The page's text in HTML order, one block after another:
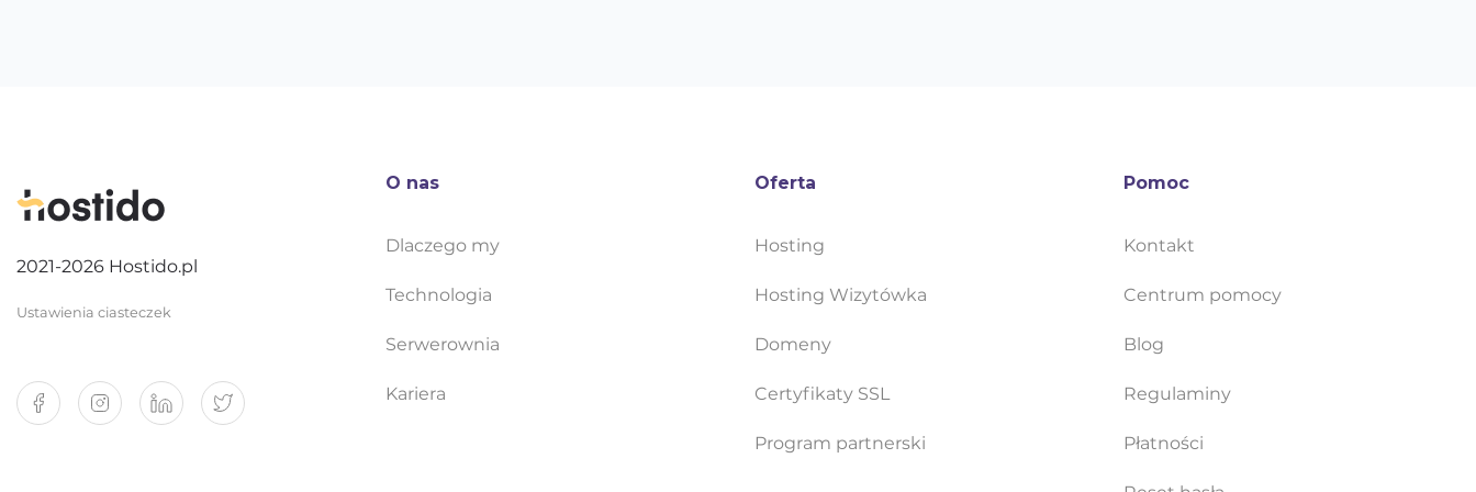
2021-2026 Hostido.pl
Ustawienia ciasteczek
O nas
Dlaczego my
Technologia
Serwerownia
Kariera
Oferta
Hosting
Hosting Wizytówka
Domeny
Certyfikaty SSL
Program partnerski
Pomoc
Kontakt
Centrum pomocy
Blog
Regulaminy
Płatności